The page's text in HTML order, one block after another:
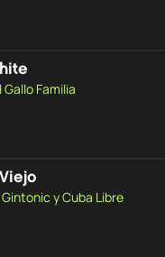
Familia
y Cuba Libre